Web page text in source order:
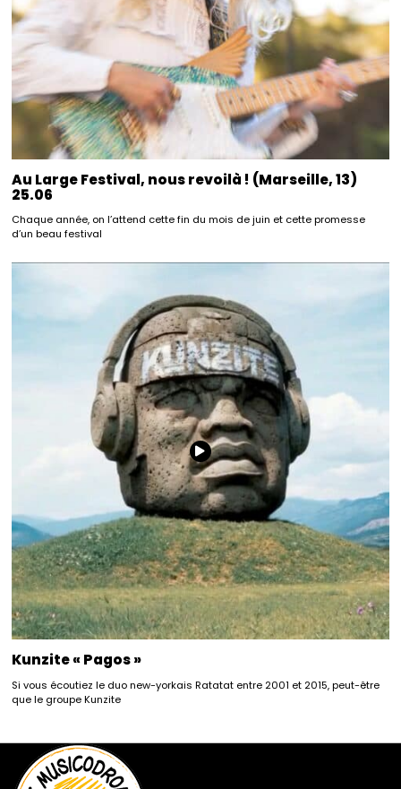
Au Large Festival, nous revoilà ! (Marseille, 13)
25.06
Chaque année, on l’attend cette fin du mois de juin et cette promesse
d’un beau festival
Kunzite « Pagos »
Si vous écoutiez le duo new-yorkais Ratatat entre 2001 et 2015, peut-être
que le groupe Kunzite